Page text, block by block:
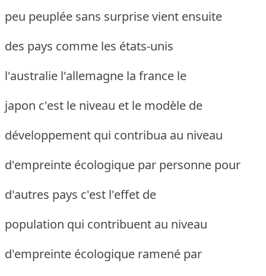
peu peuplée sans surprise vient ensuite
des pays comme les états-unis
l'australie l'allemagne la france le
japon c'est le niveau et le modèle de
développement qui contribua au niveau
d'empreinte écologique par personne pour
d'autres pays c'est l'effet de
population qui contribuent au niveau
d'empreinte écologique ramené par